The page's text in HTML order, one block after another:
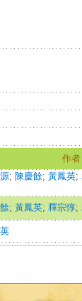
作者
; 陳慶餘; 黃鳳英;
; 黃鳳英; 釋宗惇;